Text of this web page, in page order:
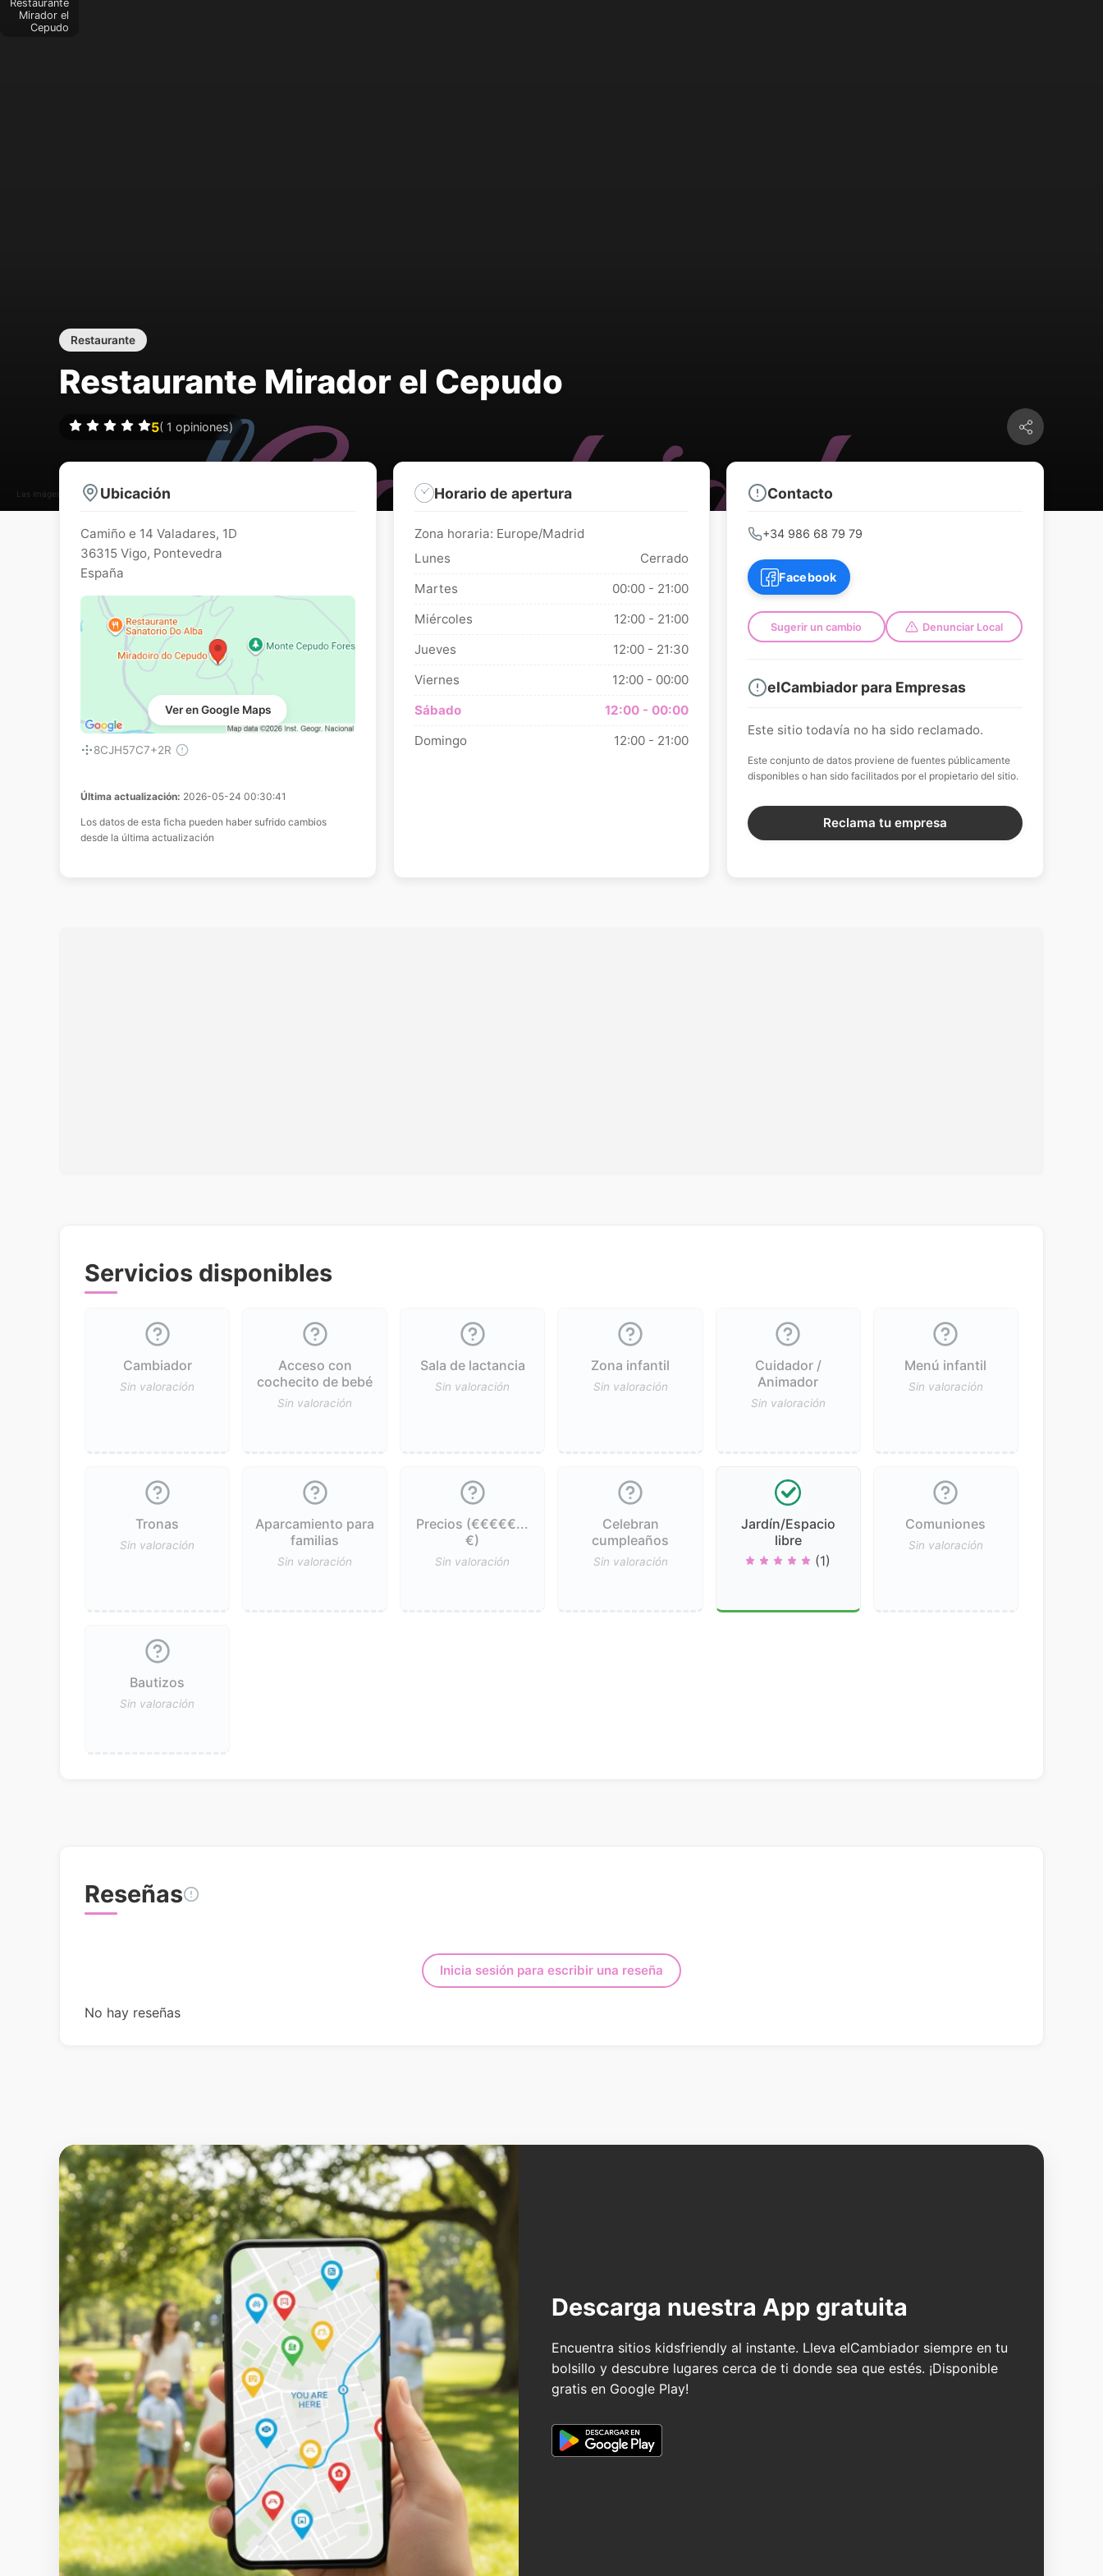
Restaurante
Mirador el
Cepudo
Las imágenes pueden estar sujetas a derechos de autor
Restaurante
Restaurante Mirador el Cepudo
5( 1 opiniones)
Ubicación
Camiño e 14 Valadares, 1D
36315 Vigo, Pontevedra
España
Ver en Google Maps
8CJH57C7+2R
Última actualización: 2026-05-24 00:30:41
Los datos de esta ficha pueden haber sufrido cambios
desde la última actualización
Horario de apertura
Zona horaria: Europe/Madrid
Lunes
Cerrado
Martes
00:00 - 21:00
Miércoles
12:00 - 21:00
Jueves
12:00 - 21:30
Viernes
12:00 - 00:00
Sábado
12:00 - 00:00
Domingo
12:00 - 21:00
Contacto
+34 986 68 79 79
Facebook
Sugerir un cambio Denunciar Local
elCambiador para Empresas
Este sitio todavía no ha sido reclamado.
Este conjunto de datos proviene de fuentes públicamente
disponibles o han sido facilitados por el propietario del sitio.
Reclama tu empresa
Servicios disponibles
Cambiador
Sin valoración
Acceso con
cochecito de bebé
Sin valoración
Sala de lactancia
Sin valoración
Zona infantil
Sin valoración
Cuidador /
Animador
Sin valoración
Menú infantil
Sin valoración
Tronas
Sin valoración
Aparcamiento para
familias
Sin valoración
Precios (€€€€€...
€)
Sin valoración
Celebran
cumpleaños
Sin valoración
Jardín/Espacio
libre
(1)
Comuniones
Sin valoración
Bautizos
Sin valoración
Reseñas
Inicia sesión para escribir una reseña
No hay reseñas
Descarga nuestra App gratuita
Encuentra sitios kidsfriendly al instante. Lleva elCambiador siempre en tu
bolsillo y descubre lugares cerca de ti donde sea que estés. ¡Disponible
gratis en Google Play!